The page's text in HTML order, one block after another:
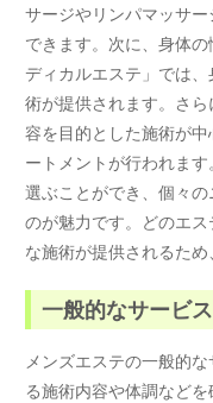
サージやリンパマッサ
できます。次に、身体
ディカルエステ」では
術が提供されます。さ
容を目的とした施術が
ートメントが行われま
選ぶことができ、個々
のが魅力です。どのエ
な施術が提供されるため
一般的なサービ
メンズエステの一般的
る施術内容や体調など